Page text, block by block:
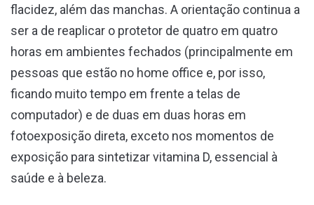
flacidez, além das manchas. A orientação continua a
ser a de reaplicar o protetor de quatro em quatro
horas em ambientes fechados (principalmente em
pessoas que estão no home office e, por isso,
ficando muito tempo em frente a telas de
computador) e de duas em duas horas em
fotoexposição direta, exceto nos momentos de
exposição para sintetizar vitamina D, essencial à
saúde e à beleza.